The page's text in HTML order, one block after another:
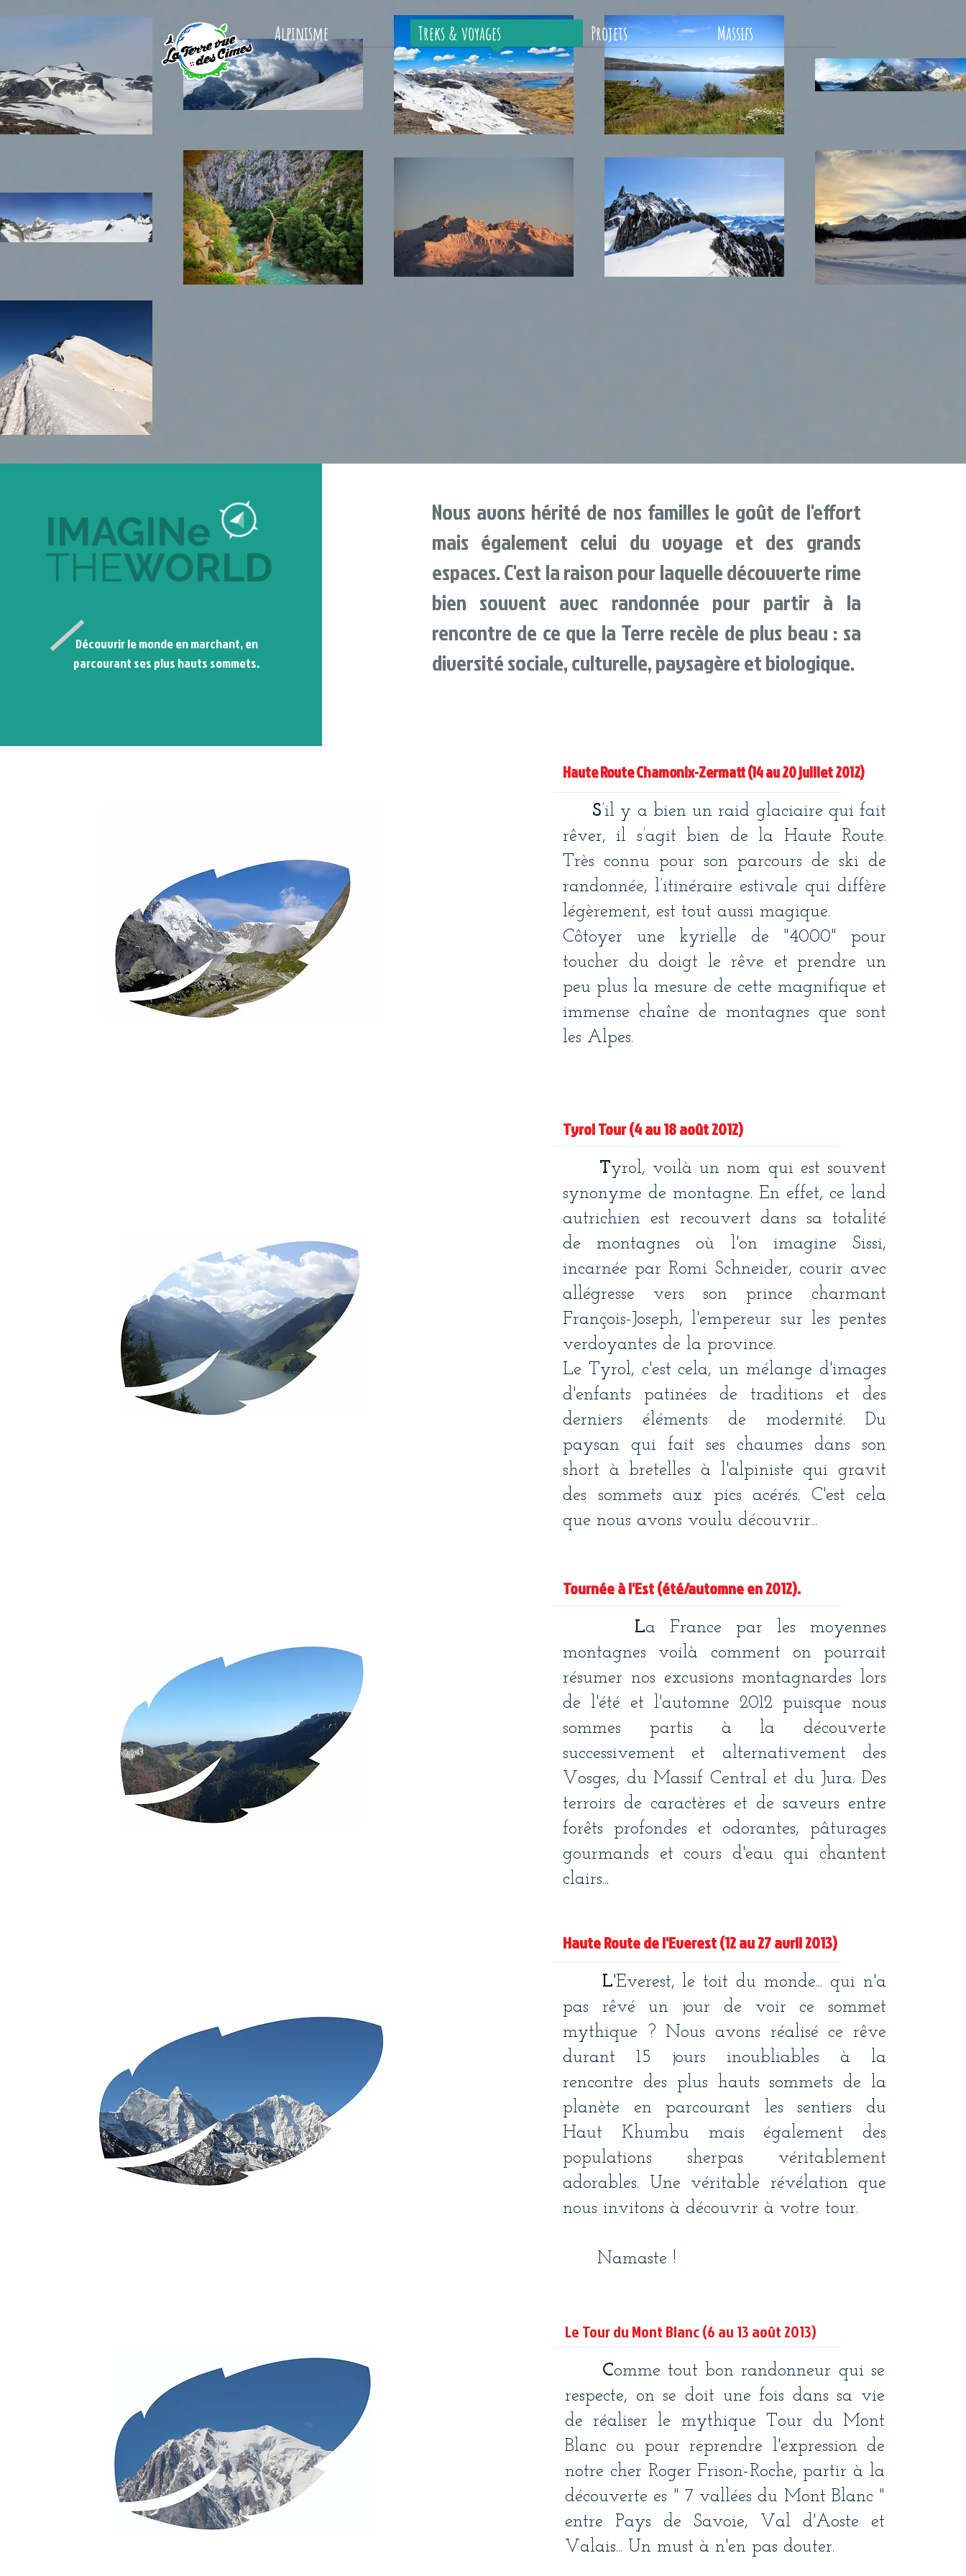
Alpinisme Treks & voyages Projets Massifs
IMAGINe
THEWORLD
Découvrir le monde en marchant, en
parcourant ses plus hauts sommets.
Nous avons hérité de nos familles le goût de l'effort
mais également celui du voyage et des grands
espaces. C'est la raison pour laquelle découverte rime
bien souvent avec randonnée pour partir à la
rencontre de ce que la Terre recèle de plus beau : sa
diversité sociale, culturelle, paysagère et biologique.
​Haute Route Chamonix-Zermatt (14 au 20 juillet 2012)
S’il y a bien un raid glaciaire qui fait
rêver, il s’agit bien de la Haute Route.
Très connu pour son parcours de ski de
randonnée, l’itinéraire estivale qui diffère
légèrement, est tout aussi magique.
Côtoyer une kyrielle de "4000" pour
toucher du doigt le rêve et prendre un
peu plus la mesure de cette magnifique et
immense chaîne de montagnes que sont
les Alpes.
​Tyrol Tour (4 au 18 août 2012)
Tyrol, voilà un nom qui est souvent
synonyme de montagne. En effet, ce land
autrichien est recouvert dans sa totalité
de montagnes où l'on imagine Sissi,
incarnée par Romi Schneider, courir avec
allégresse vers son prince charmant
François-Joseph, l'empereur sur les pentes
verdoyantes de la province.
Le Tyrol, c'est cela, un mélange d'images
d'enfants patinées de traditions et des
derniers éléments de modernité. Du
paysan qui fait ses chaumes dans son
short à bretelles à l'alpiniste qui gravit
des sommets aux pics acérés. C'est cela
que nous avons voulu découvrir...
Tournée à l'Est (été/automne en 2012).
La France par les moyennes
montagnes voilà comment on pourrait
résumer nos excusions montagnardes lors
de l'été et l'automne 2012 puisque nous
sommes partis à la découverte
successivement et alternativement des
Vosges, du Massif Central et du Jura. Des
terroirs de caractères et de saveurs entre
forêts profondes et odorantes, pâturages
gourmands et cours d'eau qui chantent
clairs...
​Haute Route de l'Everest (12 au 27 avril 2013)
L'Everest, le toit du monde... qui n'a
pas rêvé un jour de voir ce sommet
mythique ? Nous avons réalisé ce rêve
durant 15 jours inoubliables à la
rencontre des plus hauts sommets de la
planète en parcourant les sentiers du
Haut Khumbu mais également des
populations sherpas véritablement
adorables. Une véritable révélation que
nous invitons à découvrir à votre tour.​
Namaste !
Le Tour du Mont Blanc​ (6 au 13 août 2013)
Comme tout bon randonneur qui se
respecte, on se doit une fois dans sa vie
de réaliser le mythique Tour du Mont
Blanc ou pour reprendre l'expression de
notre cher Roger Frison-Roche, partir à la
découverte es " 7 vallées du Mont Blanc "
entre Pays de Savoie, Val d'Aoste et
Valais... Un must à n'en pas douter.